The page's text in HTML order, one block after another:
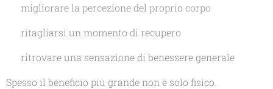
✔ migliorare la percezione del proprio corpo
✔ ritagliarsi un momento di recupero
✔ ritrovare una sensazione di benessere generale
Spesso il beneficio più grande non è solo fisico.